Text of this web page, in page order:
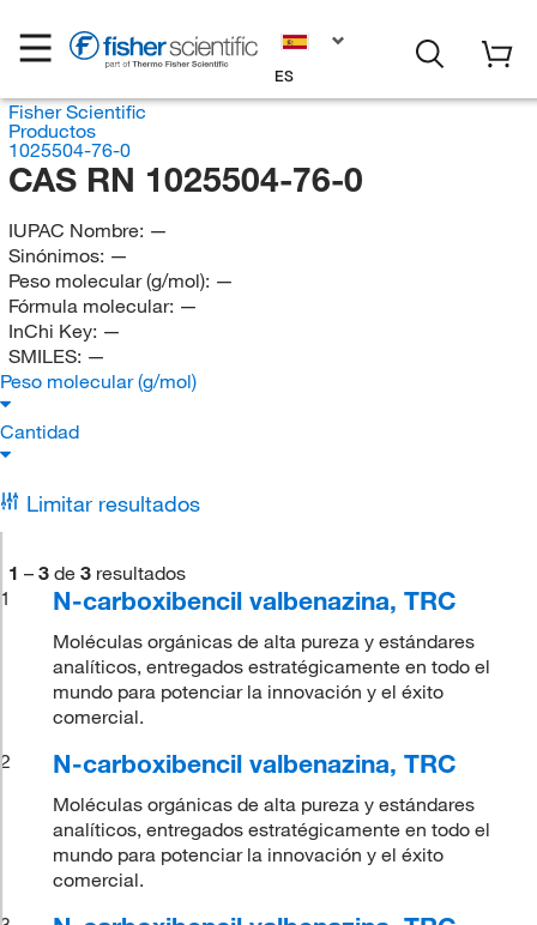
ES
Fisher Scientific
Productos
1025504-76-0
CAS RN 1025504-76-0
IUPAC Nombre: —
Sinónimos: —
Peso molecular (g/mol): —
Fórmula molecular: —
InChi Key: —
SMILES: —
Peso molecular (g/mol)
Cantidad
Limitar resultados
1 – 3 de 3 resultados
1
N-carboxibencil valbenazina, TRC
Moléculas orgánicas de alta pureza y estándares
analíticos, entregados estratégicamente en todo el
mundo para potenciar la innovación y el éxito
comercial.
2
N-carboxibencil valbenazina, TRC
Moléculas orgánicas de alta pureza y estándares
analíticos, entregados estratégicamente en todo el
mundo para potenciar la innovación y el éxito
comercial.